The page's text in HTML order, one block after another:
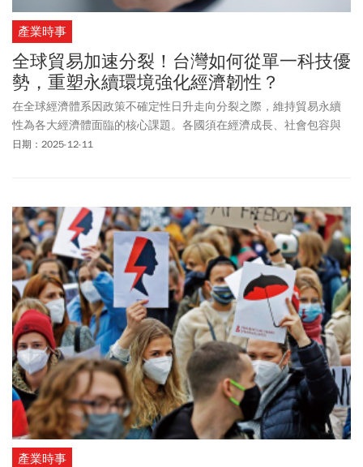
產業時事
全球貿易加速分裂！台灣如何從單一科技優
勢，重塑永續環境強化經濟韌性？
在全球經濟體系因政策不確定性日升走向分裂之際，維持貿易永續
性為各大經濟體面臨的核心課題。各國須在經濟成長、社會包容與
環境保護間權衡，在供應鏈效率與國家戰略自主間取捨，在短期成
殺新創動力，成為重大的課題。
日期：2025-12-11
產業時事